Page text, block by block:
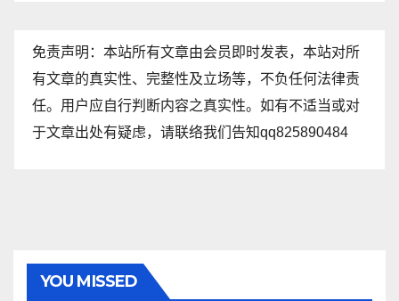
免责声明：本站所有文章由会员即时发表，本站对所
有文章的真实性、完整性及立场等，不负任何法律责
任。用户应自行判断内容之真实性。如有不适当或对
于文章出处有疑虑，请联络我们告知qq825890484
YOU MISSED